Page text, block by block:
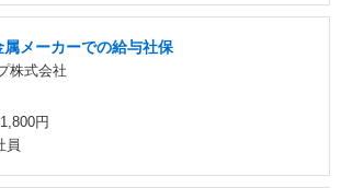
メーカーでの給与社保
株式会社
円
員